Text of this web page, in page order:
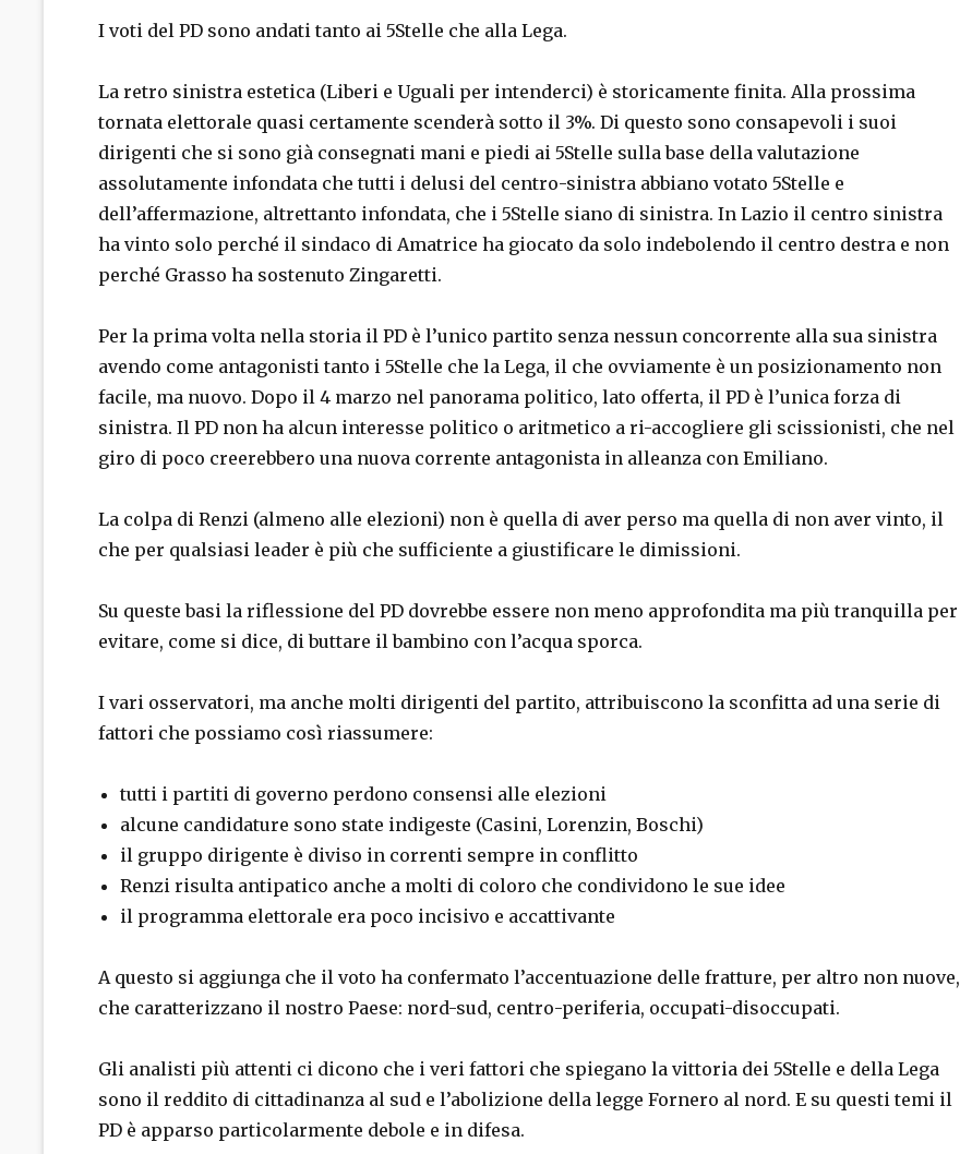
I voti del PD sono andati tanto ai 5Stelle che alla Lega.
La retro sinistra estetica (Liberi e Uguali per intenderci) è storicamente finita. Alla prossima
tornata elettorale quasi certamente scenderà sotto il 3%. Di questo sono consapevoli i suoi
dirigenti che si sono già consegnati mani e piedi ai 5Stelle sulla base della valutazione
assolutamente infondata che tutti i delusi del centro-sinistra abbiano votato 5Stelle e
dell’affermazione, altrettanto infondata, che i 5Stelle siano di sinistra. In Lazio il centro sinistra
ha vinto solo perché il sindaco di Amatrice ha giocato da solo indebolendo il centro destra e non
perché Grasso ha sostenuto Zingaretti.
Per la prima volta nella storia il PD è l’unico partito senza nessun concorrente alla sua sinistra
avendo come antagonisti tanto i 5Stelle che la Lega, il che ovviamente è un posizionamento non
facile, ma nuovo. Dopo il 4 marzo nel panorama politico, lato offerta, il PD è l’unica forza di
sinistra. Il PD non ha alcun interesse politico o aritmetico a ri-accogliere gli scissionisti, che nel
giro di poco creerebbero una nuova corrente antagonista in alleanza con Emiliano.
La colpa di Renzi (almeno alle elezioni) non è quella di aver perso ma quella di non aver vinto, il
che per qualsiasi leader è più che sufficiente a giustificare le dimissioni.
Su queste basi la riflessione del PD dovrebbe essere non meno approfondita ma più tranquilla per
evitare, come si dice, di buttare il bambino con l’acqua sporca.
I vari osservatori, ma anche molti dirigenti del partito, attribuiscono la sconfitta ad una serie di
fattori che possiamo così riassumere:
tutti i partiti di governo perdono consensi alle elezioni
alcune candidature sono state indigeste (Casini, Lorenzin, Boschi)
il gruppo dirigente è diviso in correnti sempre in conflitto
Renzi risulta antipatico anche a molti di coloro che condividono le sue idee
il programma elettorale era poco incisivo e accattivante
A questo si aggiunga che il voto ha confermato l’accentuazione delle fratture, per altro non nuove,
che caratterizzano il nostro Paese: nord-sud, centro-periferia, occupati-disoccupati.
Gli analisti più attenti ci dicono che i veri fattori che spiegano la vittoria dei 5Stelle e della Lega
sono il reddito di cittadinanza al sud e l’abolizione della legge Fornero al nord. E su questi temi il
PD è apparso particolarmente debole e in difesa.